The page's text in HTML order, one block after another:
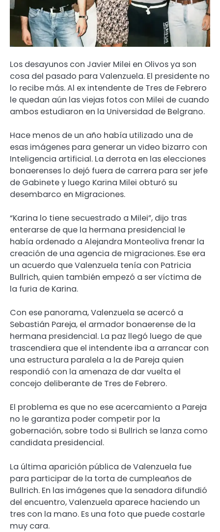
Los desayunos con Javier Milei en Olivos ya son
cosa del pasado para Valenzuela. El presidente no
lo recibe más. Al ex intendente de Tres de Febrero
le quedan aún las viejas fotos con Milei de cuando
ambos estudiaron en la Universidad de Belgrano.
Hace menos de un año había utilizado una de
esas imágenes para generar un video bizarro con
Inteligencia artificial. La derrota en las elecciones
bonaerenses lo dejó fuera de carrera para ser jefe
de Gabinete y luego Karina Milei obturó su
desembarco en Migraciones.
“Karina lo tiene secuestrado a Milei”, dijo tras
enterarse de que la hermana presidencial le
había ordenado a Alejandra Monteoliva frenar la
creación de una agencia de migraciones. Ese era
un acuerdo que Valenzuela tenía con Patricia
Bullrich, quien también empezó a ser víctima de
la furia de Karina.
Con ese panorama, Valenzuela se acercó a
Sebastián Pareja, el armador bonaerense de la
hermana presidencial. La paz llegó luego de que
trascendiera que el intendente iba a arrancar con
una estructura paralela a la de Pareja quien
respondió con la amenaza de dar vuelta el
concejo deliberante de Tres de Febrero.
El problema es que no ese acercamiento a Pareja
no le garantiza poder competir por la
gobernación, sobre todo si Bullrich se lanza como
candidata presidencial.
La última aparición pública de Valenzuela fue
para participar de la torta de cumpleaños de
Bullrich. En las imágenes que la senadora difundió
del encuentro, Valenzuela aparece haciendo un
tres con la mano. Es una foto que puede costarle
muy cara.